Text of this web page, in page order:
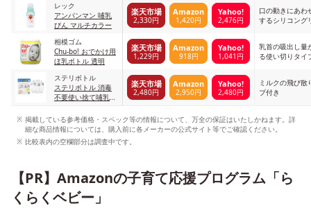
レック
アンパンマン 哺乳
びん マルチカラー
楽天市場
2,330円
Amazon
1,420円
Yahoo!
2,476円
口の動きにあわ
するシリコング
相模ゴム
Chu-bo! おでかけ用
ほ乳ボトル 透明
楽天市場
1,229円
Amazon
918円
Yahoo!
1,041円
乳首の吸出し量
る使い切りタイ
ステリボトル
ステリボトル 消毒
不要使い捨て哺乳瓶
楽天市場
2,480円
Amazon
2,950円
Yahoo!
2,480円
ミルクの飛び散
プ付き
掲載している参考価格・スペック等の情報について、万全の保証はいたしかねます。詳
細な商品情報については、購入前に各メーカーの公式サイト等でご確認ください。
比較表内の空欄部分は調査中です。
【PR】Amazonの子育て応援プログラム「ら
くらくベビー」